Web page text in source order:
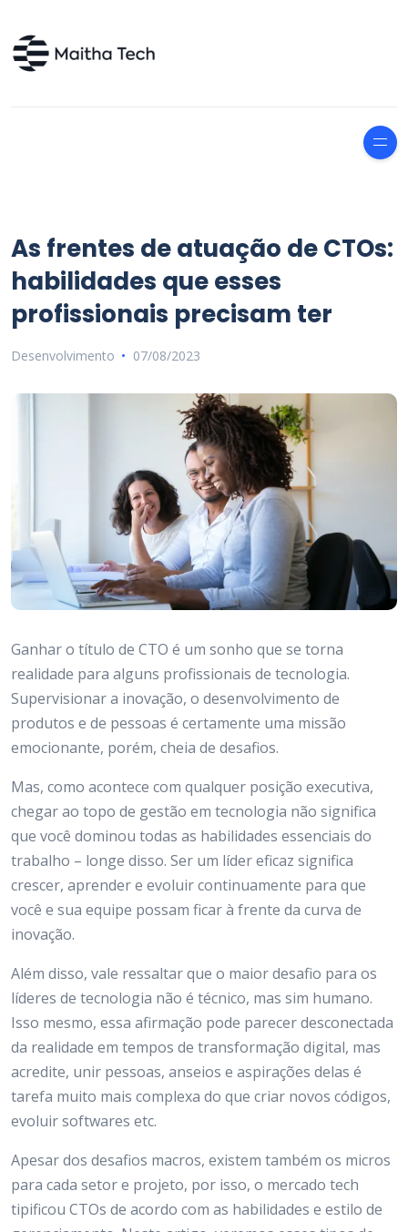
As frentes de atuação de CTOs:
habilidades que esses
profissionais precisam ter
Desenvolvimento 07/08/2023
Ganhar o título de CTO é um sonho que se torna
realidade para alguns profissionais de tecnologia.
Supervisionar a inovação, o desenvolvimento de
produtos e de pessoas é certamente uma missão
emocionante, porém, cheia de desafios.
Mas, como acontece com qualquer posição executiva,
chegar ao topo de gestão em tecnologia não significa
que você dominou todas as habilidades essenciais do
trabalho – longe disso. Ser um líder eficaz significa
crescer, aprender e evoluir continuamente para que
você e sua equipe possam ficar à frente da curva de
inovação.
Além disso, vale ressaltar que o maior desafio para os
líderes de tecnologia não é técnico, mas sim humano.
Isso mesmo, essa afirmação pode parecer desconectada
da realidade em tempos de transformação digital, mas
acredite, unir pessoas, anseios e aspirações delas é
tarefa muito mais complexa do que criar novos códigos,
evoluir softwares etc.
Apesar dos desafios macros, existem também os micros
para cada setor e projeto, por isso, o mercado tech
tipificou CTOs de acordo com as habilidades e estilo de